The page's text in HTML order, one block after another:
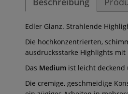
Edler Glanz. Strahlende
Die hochkonzentrierten,
ausdrucksstarke Highlights mit
Das Medium ist leicht deckend
Die cremige, geschmeidige